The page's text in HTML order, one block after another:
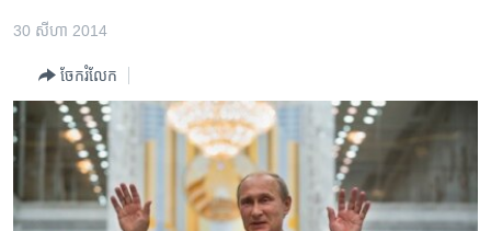
ទំព័រ​
ម្តង
រំលង​
និង​
ចូល​
ទៅ​
កម្ពុជាច្នៃប្រតិដ្ឋ
ព្រឹត្តិការណ៍ព័ត៌មាន
ទូរទស្សន៍ / វីដេអូ​
វិទ្យុ / ផតខាសថ៍
30 សីហា 2014
ចែករំលែក